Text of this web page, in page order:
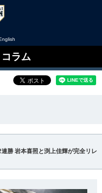
ラム
勝 岩本喜照と渕上佳輝が完全リレ